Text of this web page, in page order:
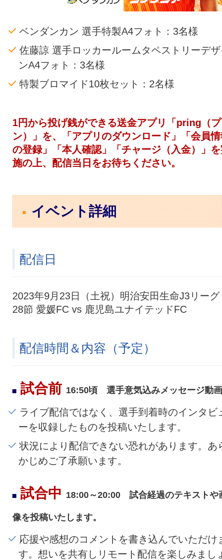
ベンダンカン 選手特製A4フォト：3名様
佐藤諒 選手ロッカールームタペストリーデ
ンA4フォト：3名様
特製ブロマイド10枚セット：2名様
1円から投げ銭ができる送金アプリ「pring（
ン）」を、「アプリのダウンロード」「会員
の登録」「本人確認」「チャージ（入金）」
施の上、配信当日をお待ちください。
イベント詳細
配信日
2023年9月23日（土祝）明治安田生命J3リーグ
28節 愛媛FC vs 鹿児島ユナイテッドFC
配信時間＆内容（予定）
試合前 16:50頃 選手意気込みメッセージ動画
ライブ配信ではなく、選手到着時のインタビ
ーを収録したものを投稿いたします。
状況により配信できない恐れがあります。あ
かじめご了承願います。
試合中 18:00～20:00 試合経過のテキストや
像を投稿いたします。
応援や感想のコメントを書き込んでいただけ
す。想いを共有しリモート配信を楽しみまし